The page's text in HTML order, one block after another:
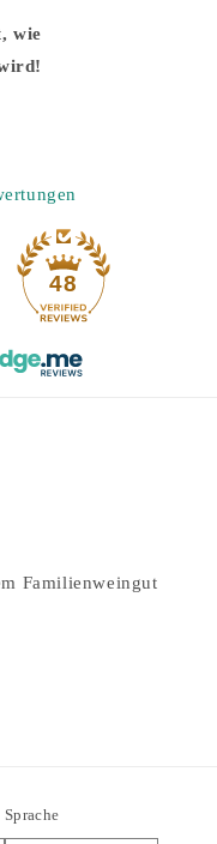
wie
48
Familienweingut
Sprache